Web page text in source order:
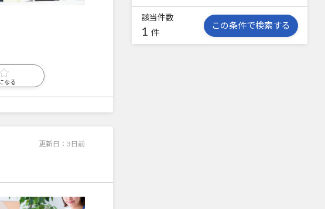
なる
更新日： 3日前
該当件数
1 件
この条件で検索する